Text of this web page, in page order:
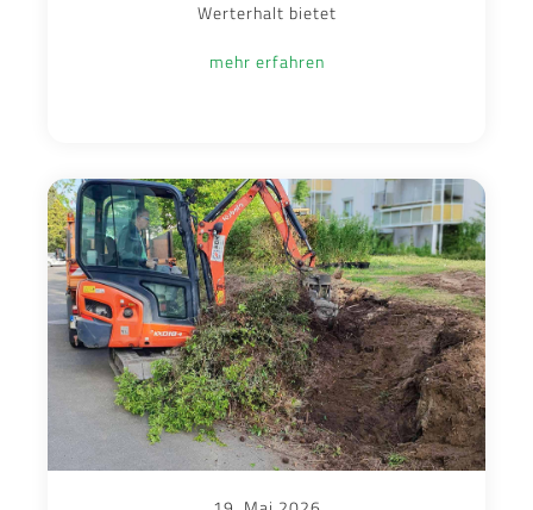
Werterhalt bietet
mehr erfahren